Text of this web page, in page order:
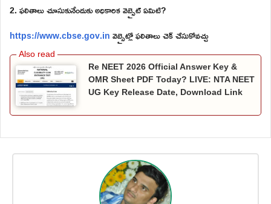
2. ఫలితాలు చూసుకునేందుకు అధికారిక వెబ్సైట్ ఏమిటి?
https://www.cbse.gov.inవెబ్సైట్లో ఫలితాలు చెక్ చేసుకోవచ్చు
Re NEET 2026 Official Answer Key &
OMR Sheet PDF Today? LIVE: NTA NEET
UG Key Release Date, Download Link